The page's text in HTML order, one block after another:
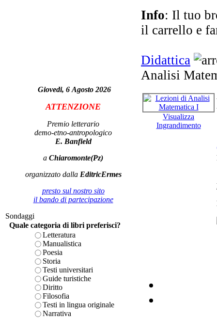
Giovedi, 6 Agosto 2026
ATTENZIONE
Premio letterario
demo-etno-antropologico
E. Banfield
a Chiaromonte(Pz)
organizzato dalla EditricErmes
presto sul nostro sito
il bando di partecipazione
Sondaggi
Quale categoria di libri preferisci?
Letteratura
Manualistica
Poesia
Storia
Testi universitari
Guide turistiche
Diritto
Filosofia
Testi in lingua originale
Narrativa
Info: Il tuo
il carrello e
Didattica
Analisi
Visualizza
Ingrandimento